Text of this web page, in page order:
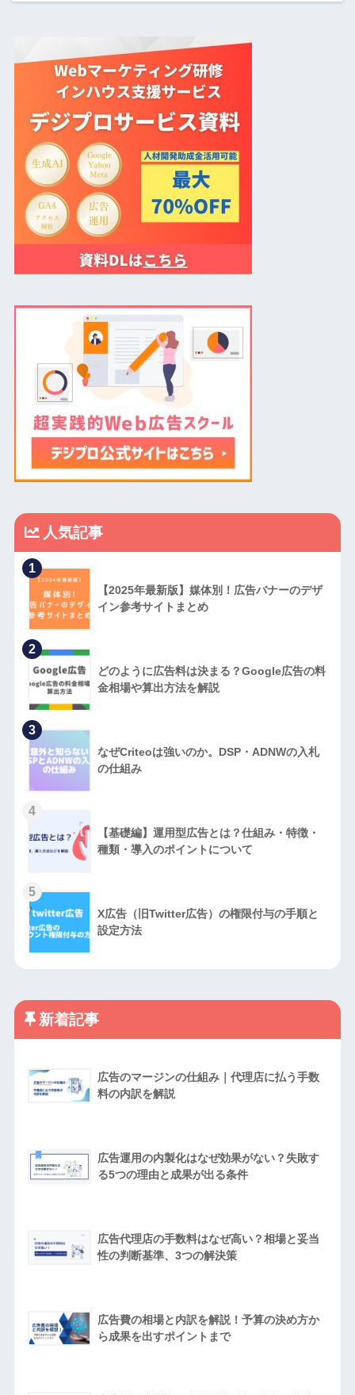
人気記事
1
【2025年最新版】媒体別！広告バナーのデザ
イン参考サイトまとめ
2
どのように広告料は決まる？Google広告の料
金相場や算出方法を解説
3
なぜCriteoは強いのか。DSP・ADNWの入札
の仕組み
4
【基礎編】運用型広告とは？仕組み・特徴・
種類・導入のポイントについて
5
X広告（旧Twitter広告）の権限付与の手順と
設定方法
新着記事
広告のマージンの仕組み｜代理店に払う手数
料の内訳を解説
広告運用の内製化はなぜ効果がない？失敗す
る5つの理由と成果が出る条件
広告代理店の手数料はなぜ高い？相場と妥当
性の判断基準、3つの解決策
広告費の相場と内訳を解説！予算の決め方か
ら成果を出すポイントまで